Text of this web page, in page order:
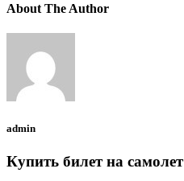
About The Author
admin
Купить билет на самолет